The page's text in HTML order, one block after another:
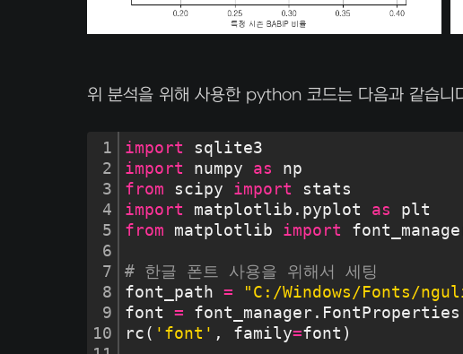
위 분석을 위해 사용한 python 코드는 다음과 같습니
1
2
3
4
5
6
7
8
9
10
import sqlite3
import numpy as np
from scipy import stats
import matplotlib.pyplot as plt
from matplotlib import
# 한글 폰트 사용을 위해서 세팅
font_path =
"C:/Windows/Fonts/
font =
rc( 'font' , family=font)